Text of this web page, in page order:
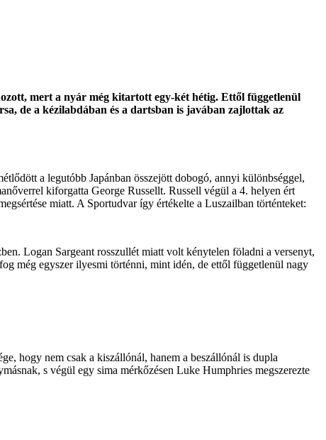
mert a nyár még kitartott egy-két hétig. Ettől függetlenül
de a kézilabdában és a dartsban is javában zajlottak az
a legutóbb Japánban összejött dobogó, annyi különbséggel,
kiforgatta George Russellt. Russell végül a 4. helyen ért
miatt. A Sportudvar így értékelte a Luszailban történteket:
Logan Sargeant rosszullét miatt volt kénytelen föladni a versenyt,
még egyszer ilyesmi történni, mint idén, de ettől függetlenül nagy
hogy nem csak a kiszállónál, hanem a beszállónál is dupla
s végül egy sima mérkőzésen Luke Humphries megszerezte